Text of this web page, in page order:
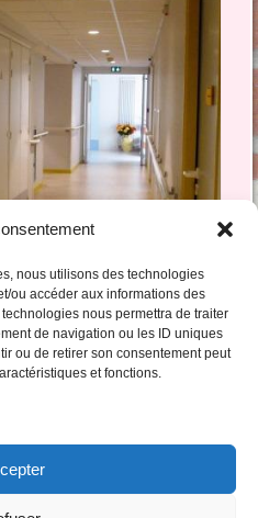
nous utilisons des technologies
ou accéder aux informations des
nous permettra de traiter
de navigation ou les ID uniques
ou de retirer son consentement peut
et fonctions.